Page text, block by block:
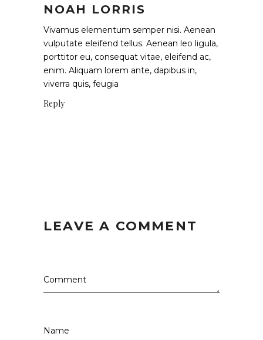
NOAH LORRIS
Vivamus elementum semper nisi. Aenean
vulputate eleifend tellus. Aenean leo ligula,
porttitor eu, consequat vitae, eleifend ac,
enim. Aliquam lorem ante, dapibus in,
viverra quis, feugia
Reply
LEAVE A COMMENT